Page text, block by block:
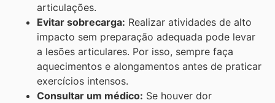
articulações.
Evitar sobrecarga: Realizar atividades de alto
impacto sem preparação adequada pode levar
a lesões articulares. Por isso, sempre faça
aquecimentos e alongamentos antes de praticar
exercícios intensos.
Consultar um médico: Se houver dor